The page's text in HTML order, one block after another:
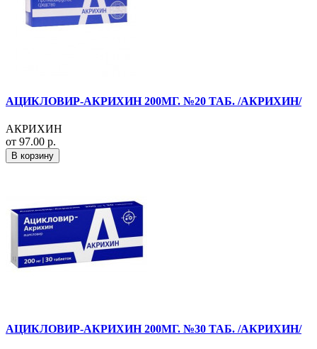
АЦИКЛОВИР-АКРИХИН 200МГ. №20 ТАБ. /АКРИХИН/
АКРИХИН
от 97.00 р.
В корзину
АЦИКЛОВИР-АКРИХИН 200МГ. №30 ТАБ. /АКРИХИН/